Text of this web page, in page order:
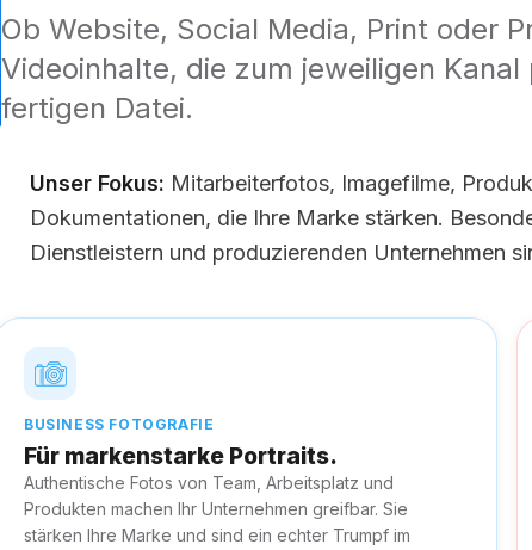
Ob Website, Social Media, Print oder
Videoinhalte, die zum jeweiligen
fertigen Datei.
Unser Fokus: Mitarbeiterfotos, Imagefilme,
Dokumentationen, die Ihre Marke stärken.
Dienstleistern und produzierenden Unternehmen
BUSINESS FOTOGRAFIE
Für markenstarke Portraits.
Authentische Fotos von Team, Arbeitsplatz und
Produkten machen Ihr Unternehmen greifbar. Sie
stärken Ihre Marke und sind ein echter Trumpf im